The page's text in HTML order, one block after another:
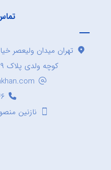
تهران میدان ولیعصر
کوچه ولدی پلاک ۳۹ ساختمان کریم خان
نازنین منصوری